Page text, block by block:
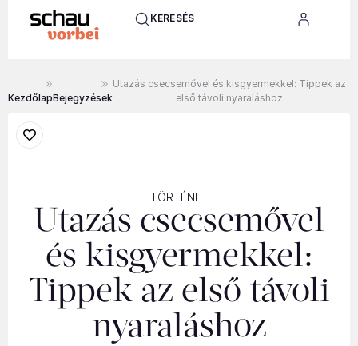
KERESÉS
KezdőlapBejegyzések
Utazás csecsemővel és kisgyermekkel: Tippek az
első távoli nyaraláshoz
TÖRTÉNET
Utazás csecsemővel
és kisgyermekkel:
Tippek az első távoli
nyaraláshoz